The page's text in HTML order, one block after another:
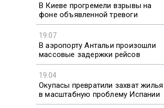
В Киеве прогремели взрывы на
фоне объявленной тревоги
19:07
В аэропорту Антальи произошли
массовые задержки рейсов
19:04
Окупасы превратили захват жилья
в масштабную проблему Испании